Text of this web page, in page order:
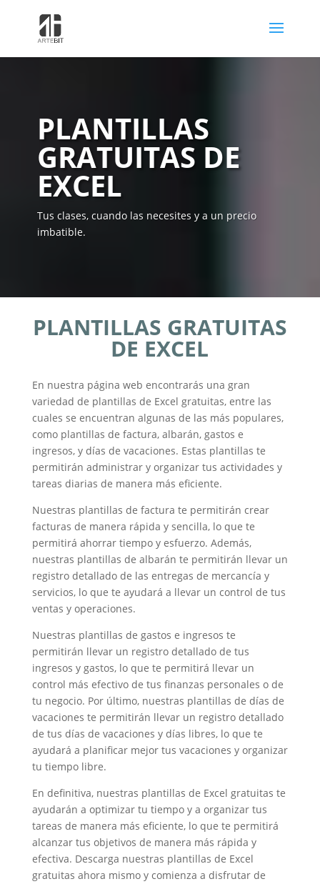
PLANTILLAS
GRATUITAS DE
EXCEL
Tus clases, cuando las necesites y a un precio
imbatible.
PLANTILLAS GRATUITAS
DE EXCEL
En nuestra página web encontrarás una gran
variedad de plantillas de Excel gratuitas, entre las
cuales se encuentran algunas de las más populares,
como plantillas de factura, albarán, gastos e
ingresos, y días de vacaciones. Estas plantillas te
permitirán administrar y organizar tus actividades y
tareas diarias de manera más eficiente.
Nuestras plantillas de factura te permitirán crear
facturas de manera rápida y sencilla, lo que te
permitirá ahorrar tiempo y esfuerzo. Además,
nuestras plantillas de albarán te permitirán llevar un
registro detallado de las entregas de mercancía y
servicios, lo que te ayudará a llevar un control de tus
ventas y operaciones.
Nuestras plantillas de gastos e ingresos te
permitirán llevar un registro detallado de tus
ingresos y gastos, lo que te permitirá llevar un
control más efectivo de tus finanzas personales o de
tu negocio. Por último, nuestras plantillas de días de
vacaciones te permitirán llevar un registro detallado
de tus días de vacaciones y días libres, lo que te
ayudará a planificar mejor tus vacaciones y organizar
tu tiempo libre.
En definitiva, nuestras plantillas de Excel gratuitas te
ayudarán a optimizar tu tiempo y a organizar tus
tareas de manera más eficiente, lo que te permitirá
alcanzar tus objetivos de manera más rápida y
efectiva. Descarga nuestras plantillas de Excel
gratuitas ahora mismo y comienza a disfrutar de